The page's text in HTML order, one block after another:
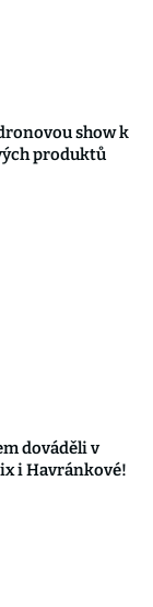
show k
produktů
dováděli v
i Havránkové!